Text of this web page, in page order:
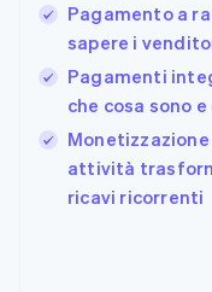
Pagamento a
sapere i
Pagamenti
che cosa sono
attività
ricavi ricorrenti
DeutschEnglish
Giappone
日本語 English
Gibilterra
English
Grecia
English
India